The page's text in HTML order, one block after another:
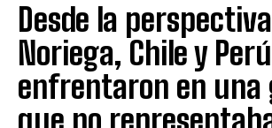
Desde la
Noriega, Chile y
enfrentaron en una